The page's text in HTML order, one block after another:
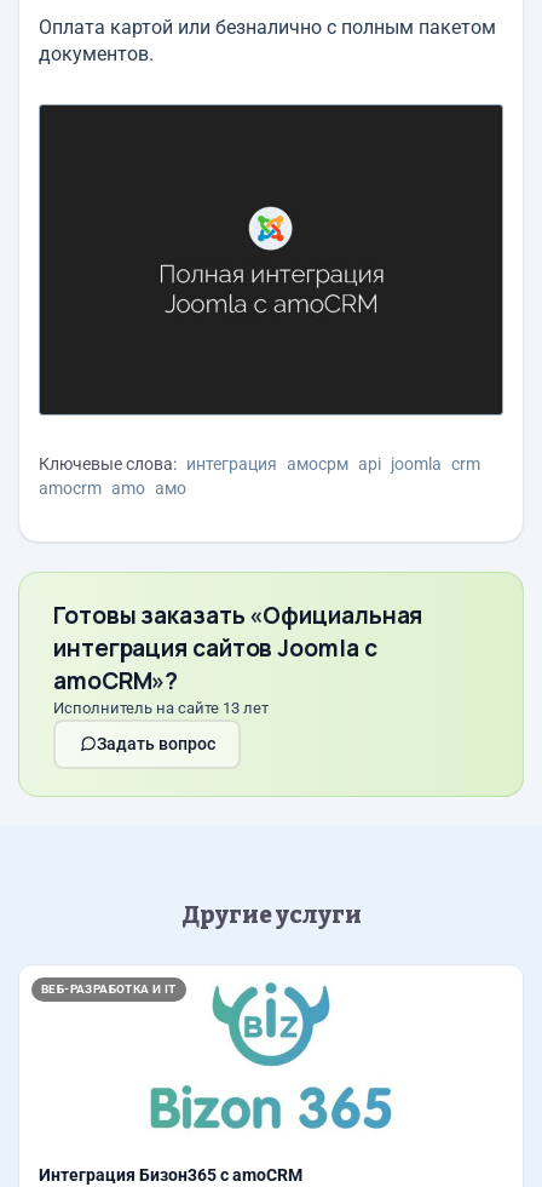
Оплата картой или безналично с полным пакетом
документов.
Ключевые слова: интеграция амосрм api joomla crm
amocrm amo амо
Готовы заказать «Официальная
интеграция сайтов Joomla с
amoCRM»?
Исполнитель на сайте 13 лет
Задать вопрос
Другие услуги
ВЕБ-РАЗРАБОТКА И IT
Интеграция Бизон365 с amoCRM